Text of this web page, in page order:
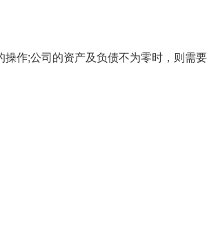
作;公司的资产及负债不为零时，则需